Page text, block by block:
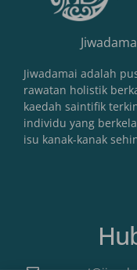
Jiwadamai adalah
rawatan holistik
kaedah saintifik
individu yang
isu kanak-kanak